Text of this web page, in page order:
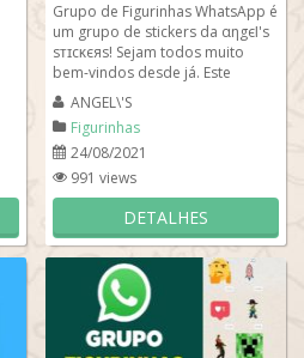
Grupo de Figurinhas WhatsApp é
um grupo de stickers da αηgєƖ'ѕ
ѕᴛɪcᴋєяѕ! Sejam todos muito
bem-vindos desde já. Este
espaço foi criado para...
ANGEL\'S
Figurinhas
24/08/2021
991 views
DETALHES